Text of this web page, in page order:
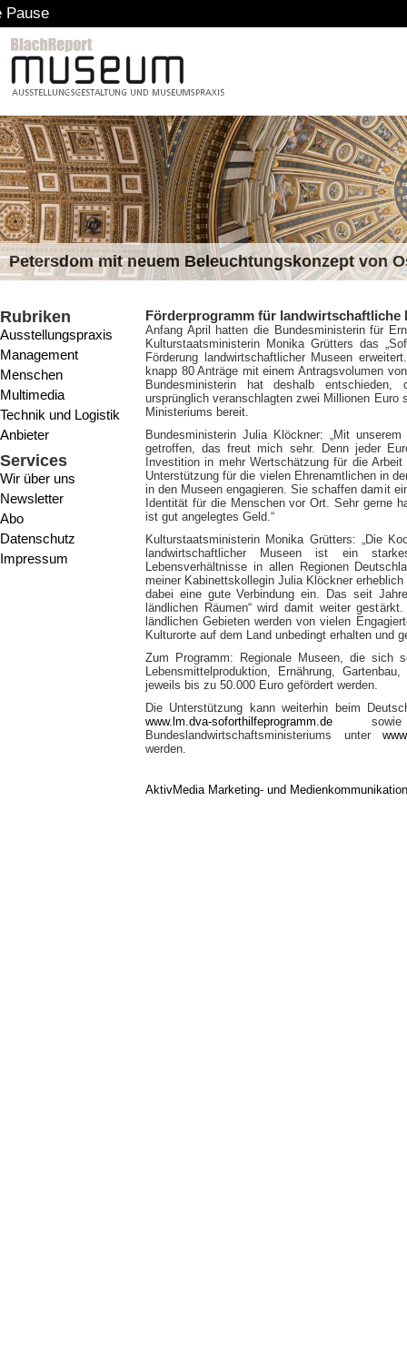
Petersdom mit neuem Beleuchtungskonzept von
Rubriken
Ausstellungspraxis
Management
Menschen
Multimedia
Technik und Logistik
Anbieter
Services
Wir über uns
Newsletter
Abo
Datenschutz
Impressum
Förderprogramm für landwirtschaftliche
Anfang April hatten die Bundesministerin für
Kulturstaatsministerin Monika Grütters das
Förderung landwirtschaftlicher Museen
knapp 80 Anträge mit einem Antragsvolumen
Bundesministerin hat deshalb
ursprünglich veranschlagten zwei Millionen
Ministeriums bereit.
Bundesministerin Julia Klöckner: „Mit
getroffen, das freut mich sehr. Denn jeder
Investition in mehr Wertschätzung für die
Unterstützung für die vielen Ehrenamtlichen in
in den Museen engagieren. Sie schaffen damit
Identität für die Menschen vor Ort. Sehr gerne
ist gut angelegtes Geld.“
Kulturstaatsministerin Monika Grütters: „Die
landwirtschaftlicher Museen ist ein
Lebensverhältnisse in allen Regionen
meiner Kabinettskollegin Julia Klöckner
dabei eine gute Verbindung ein. Das seit
ländlichen Räumen“ wird damit weiter
ländlichen Gebieten werden von vielen
Kulturorte auf dem Land unbedingt erhalten und
Zum Programm: Regionale Museen, die sich
Lebensmittelproduktion, Ernährung,
jeweils bis zu 50.000 Euro gefördert werden.
Die Unterstützung kann weiterhin beim
www.lm.dva-soforthilfeprogramm.de
Bundeslandwirtschaftsministeriums unter
werden.
AktivMedia Marketing- und